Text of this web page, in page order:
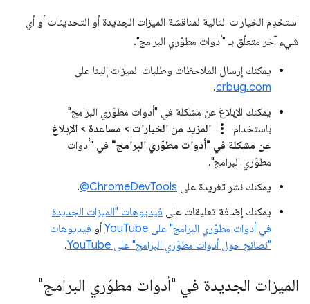
استخدِم الخيارات التالية لمناقشة الميزات الجديدة أو التحديثات أو أي
شيء آخر متعلّق بـ "أدوات مطوّري البرامج".
يمكنك إرسال الملاحظات وطلبات الميزات إلينا على
crbug.com
.
يمكنك الإبلاغ عن مشكلة في "أدوات مطوّري البرامج"
باستخدام
more_vert المزيد من الخيارات > مساعدة > الإبلاغ
عن مشكلة في "أدوات مطوّري البرامج" في "أدوات
مطوّري البرامج".
يمكنك نشر تغريدة على ‎@ChromeDevTools
.
يمكنك إضافة تعليقات على فيديوهات "الميزات الجديدة
في أدوات مطوّري البرامج" على YouTube
أو فيديوهات
"نصائح حول أدوات مطوّري البرامج" على YouTube
.
الميزات الجديدة في "أدوات مطوّري البرامج"